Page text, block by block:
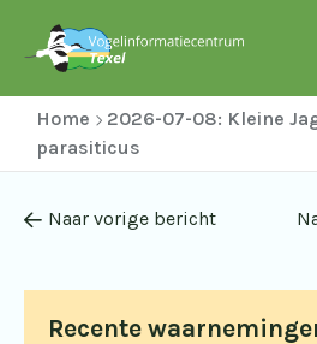
Home
2026-07-08: Kleine
parasiticus
Recente
Naar vorige bericht